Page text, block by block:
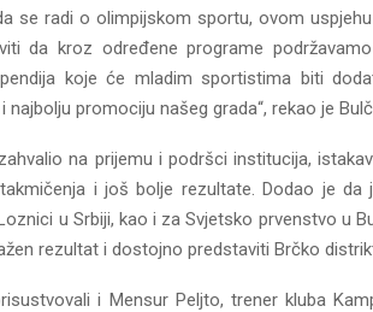
se radi o olimpijskom sportu, ovom
da kroz određene programe
koje će mladim sportistima biti
najbolju promociju našeg grada“, rekao je
na prijemu i podršci institucija,
i još bolje rezultate. Dodao je
u Srbiji, kao i za Svjetsko prvenstvo u
rezultat i dostojno predstaviti Brčko
i Mensur Peljto, trener kluba